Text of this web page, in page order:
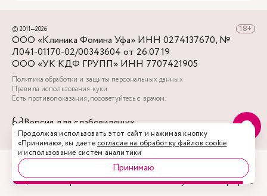
© 2011—2026
ООО «Клиника Фомина Уфа» ИНН 0274137670, №
Л041-01170-02/00343604 от 26.07.19
ООО «УК КДФ ГРУПП» ИНН 7707421905
Политика обработки и защиты персональных данных
Правила использования куки
Есть противопоказания, посоветуйтесь с врачом.
Версия для слабовидящих
Акции Врачи Запись Услуги Профиль